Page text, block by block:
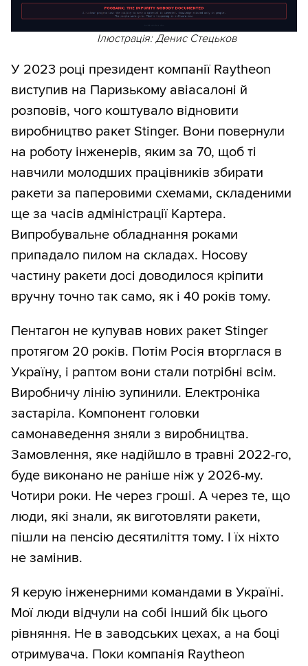
Ілюстрація: Денис Стецьков
У 2023 році президент компанії Raytheon
виступив на Паризькому авіасалоні й
розповів, чого коштувало відновити
виробництво ракет Stinger. Вони повернули
на роботу інженерів, яким за 70, щоб ті
навчили молодших працівників збирати
ракети за паперовими схемами, складеними
ще за часів адміністрації Картера.
Випробувальне обладнання роками
припадало пилом на складах. Носову
частину ракети досі доводилося кріпити
вручну точно так само, як і 40 років тому.
Пентагон не купував нових ракет Stinger
протягом 20 років. Потім Росія вторглася в
Україну, і раптом вони стали потрібні всім.
Виробничу лінію зупинили. Електроніка
застаріла. Компонент головки
самонаведення зняли з виробництва.
Замовлення, яке надійшло в травні 2022-го,
буде виконано не раніше ніж у 2026-му.
Чотири роки. Не через гроші. А через те, що
люди, які знали, як виготовляти ракети,
пішли на пенсію десятиліття тому. І їх ніхто
не замінив.
Я керую інженерними командами в Україні.
Мої люди відчули на собі інший бік цього
рівняння. Не в заводських цехах, а на боці
отримувача. Поки компанія Raytheon